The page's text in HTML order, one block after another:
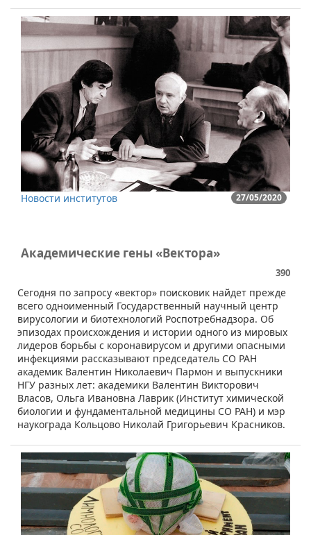
27/05/2020
Новости институтов
Академические гены «Вектора»
390
​​Сегодня по запросу «вектор» поисковик найдет прежде
всего одноименный Государственный научный центр
вирусологии и биотехнологий Роспотребнадзора. Об
эпизодах происхождения и истории одного из мировых
лидеров борьбы с коронавирусом и другими опасными
инфекциями рассказывают председатель СО РАН
академик Валентин Николаевич Пармон​ и выпускники
НГУ разных лет: академики Валентин Викторович
Власов, Ольга Ивановна Лаврик (Институт химической
биологии и фундаментальной медицины СО РАН) и мэр
наукограда Кольцово Николай Григорьевич Красников.